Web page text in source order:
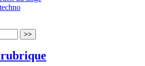
>>
rubrique